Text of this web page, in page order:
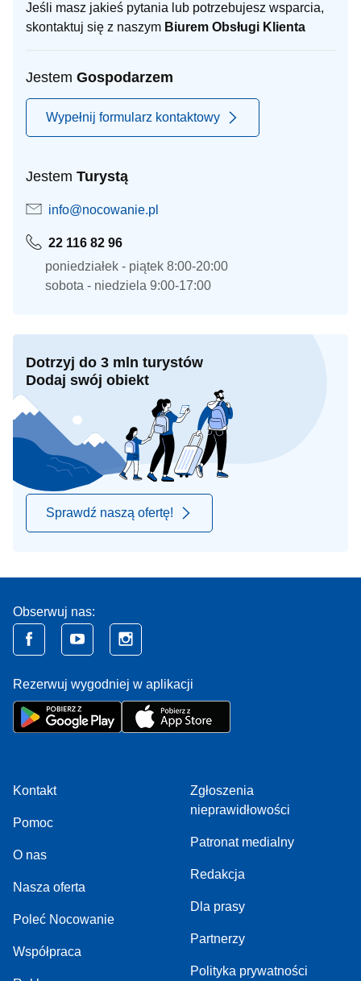
Jeśli masz jakieś pytania lub potrzebujesz wsparcia,
skontaktuj się z naszym Biurem Obsługi Klienta
Jestem Gospodarzem
Wypełnij formularz kontaktowy
Jestem Turystą
info@nocowanie.pl
22 116 82 96
poniedziałek - piątek 8:00-20:00
sobota - niedziela 9:00-17:00
Dotrzyj do 3 mln turystów
Dodaj swój obiekt
Sprawdź naszą ofertę!
Obserwuj nas:
Rezerwuj wygodniej w aplikacji
Kontakt
Pomoc
O nas
Nasza oferta
Poleć Nocowanie
Współpraca
Zgłoszenia
nieprawidłowości
Patronat medialny
Redakcja
Dla prasy
Partnerzy
Polityka prywatności